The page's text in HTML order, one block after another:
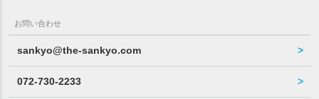
お問い合わせ
sankyo@the-sankyo.com
072-730-2233